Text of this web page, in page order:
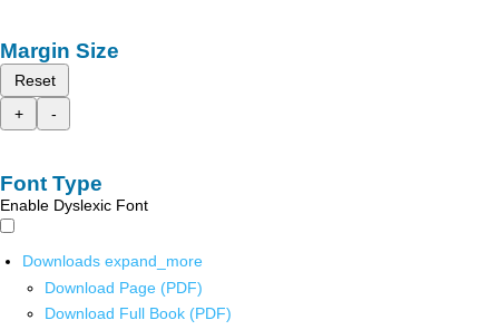
Margin Size
Reset
+
-
Font Type
Enable Dyslexic Font
Downloads expand_more
Download Page (PDF)
Download Full Book (PDF)